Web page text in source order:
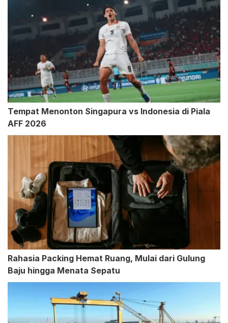
Tempat Menonton Singapura vs Indonesia di Piala
AFF 2026
Rahasia Packing Hemat Ruang, Mulai dari Gulung
Baju hingga Menata Sepatu